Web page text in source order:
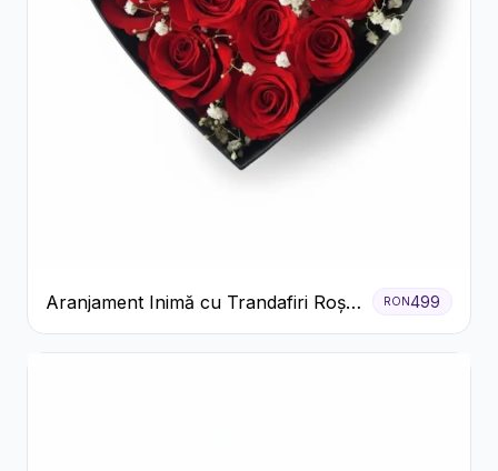
Aranjament Inimă cu Trandafiri Roșii
și Floarea Miresei
RON499